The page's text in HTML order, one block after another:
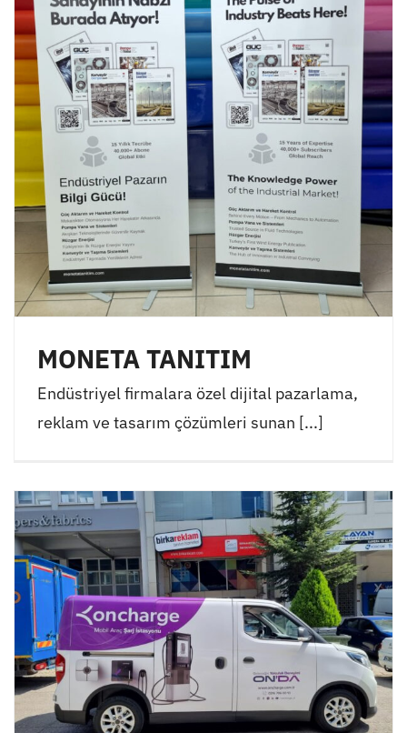
MONETA TANITIM
Endüstriyel firmalara özel dijital pazarlama,
reklam ve tasarım çözümleri sunan [...]